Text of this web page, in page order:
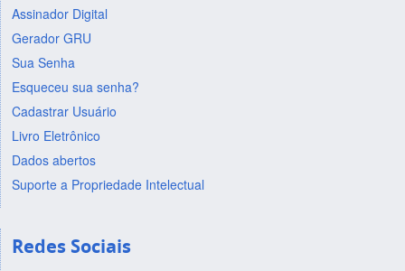
Assinador Digital
Gerador GRU
Sua Senha
Esqueceu sua senha?
Cadastrar Usuário
Livro Eletrônico
Dados abertos
Suporte a Propriedade Intelectual
Redes Sociais